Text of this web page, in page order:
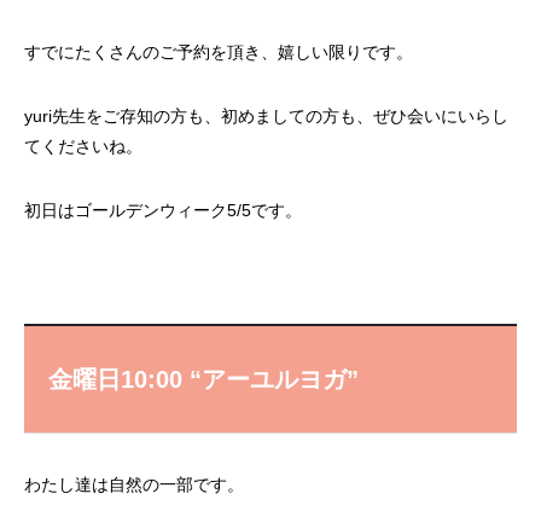
すでにたくさんのご予約を頂き、嬉しい限りです。
⁡yuri先生をご存知の方も、初めましての方も、ぜひ会いにいらし
てくださいね。
⁡初日はゴールデンウィーク5/5です。
金曜日10:00 “アーユルヨガ”
⁡わたし達は自然の一部です。